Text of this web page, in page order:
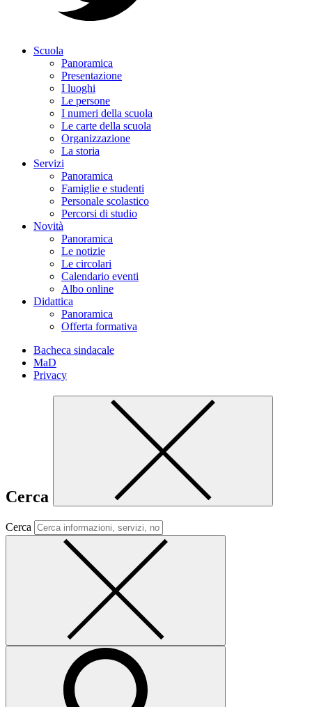
Scuola
Panoramica
Presentazione
I luoghi
Le persone
I numeri della scuola
Le carte della scuola
Organizzazione
La storia
Servizi
Panoramica
Famiglie e studenti
Personale scolastico
Percorsi di studio
Novità
Panoramica
Le notizie
Le circolari
Calendario eventi
Albo online
Didattica
Panoramica
Offerta formativa
Bacheca sindacale
MaD
Privacy
Cerca
Cerca